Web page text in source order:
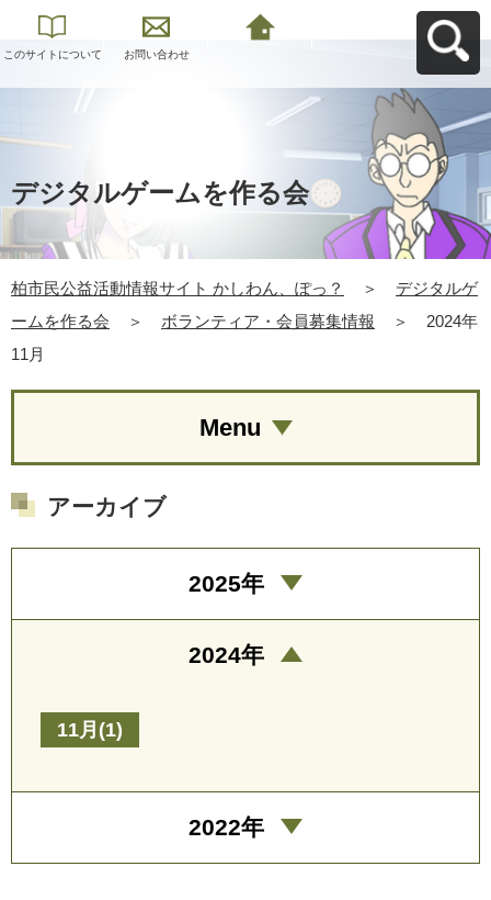
このサイトについて お問い合わせ
デジタルゲームを作る会
柏市民公益活動情報サイト かしわん、ぽっ？ ＞
デジタルゲ
ームを作る会
＞ ボランティア・会員募集情報 ＞
2024年
11月
Menu
アーカイブ
2025年
2024年
11月(1)
2022年